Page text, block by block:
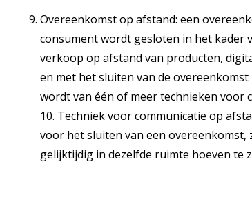
Overeenkomst op afstand: een
consument wordt gesloten in het kader
verkoop op afstand van producten,
en met het sluiten van de
wordt van één of meer technieken voor
10. Techniek voor communicatie op
voor het sluiten van een
gelijktijdig in dezelfde ruimte hoeven te